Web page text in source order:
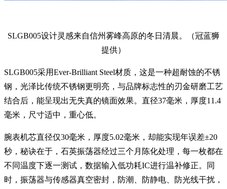
SLGB005设计灵感来自信州雾峰高原的冬日清晨。（冠蓝狮
提供）
SLGB005采用Ever-Brilliant Steel材质，这是一种超耐蚀的不锈
钢，光泽比传统不锈钢更明亮，与品牌标志性的刃金研磨工艺
结合后，能呈现出无失真的镜面效果。直径37毫米，厚度11.4
毫米，尺寸适中，重心低。
腕表机芯直径仅30毫米，厚度5.02毫米，却能实现年误差±20
秒，秘诀在于，石英振荡器经过三个月陈化处理，每一枚都在
不同温度下逐一测试，数据输入低功耗IC进行温补修正。同
时，振荡器与传感器真空密封，防潮、防静电、防光线干扰，